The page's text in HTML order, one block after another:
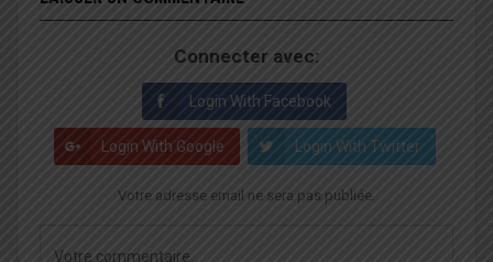
Connecter avec:
Login With Facebook
Login With Google Login With Twitter
Votre adresse email ne sera pas publiée.